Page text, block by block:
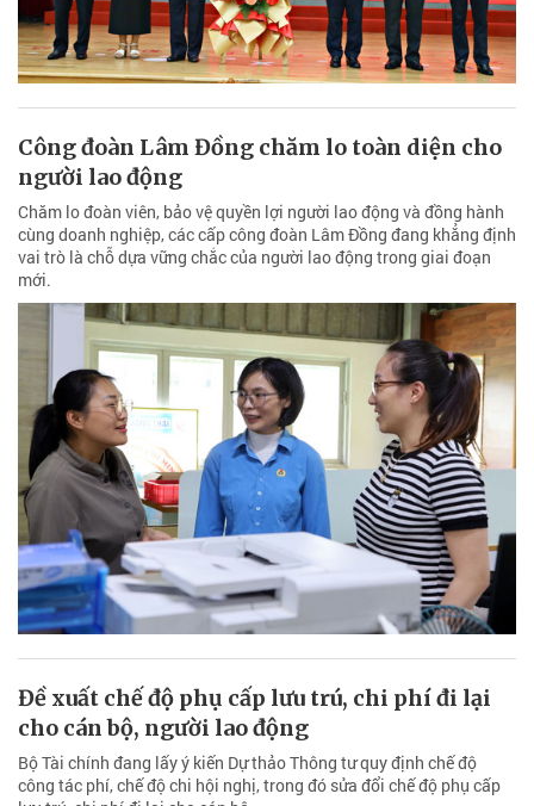
Công đoàn Lâm Đồng chăm lo toàn diện cho
người lao động
Chăm lo đoàn viên, bảo vệ quyền lợi người lao động và đồng hành
cùng doanh nghiệp, các cấp công đoàn Lâm Đồng đang khẳng định
vai trò là chỗ dựa vững chắc của người lao động trong giai đoạn
mới.
Đề xuất chế độ phụ cấp lưu trú, chi phí đi lại
cho cán bộ, người lao động
Bộ Tài chính đang lấy ý kiến Dự thảo Thông tư quy định chế độ
công tác phí, chế độ chi hội nghị, trong đó sửa đổi chế độ phụ cấp